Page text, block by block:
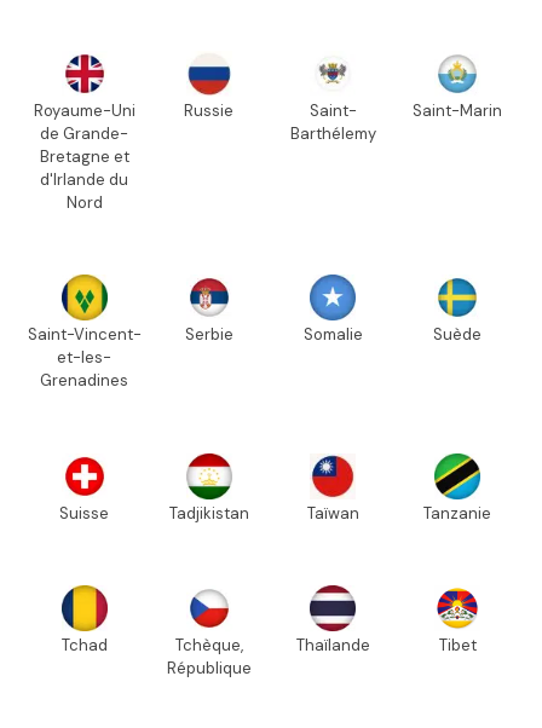
Royaume-Uni
de Grande-
Bretagne et
d'Irlande du
Nord
Russie
Saint-
Barthélemy
Saint-Marin
Saint-Vincent-
et-les-
Grenadines
Serbie Somalie Suède
Suisse Tadjikistan Taïwan Tanzanie
Tchad
Tchèque,
République
Thaïlande Tibet